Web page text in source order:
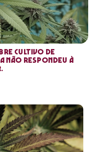
cultivo de
não respondeu à